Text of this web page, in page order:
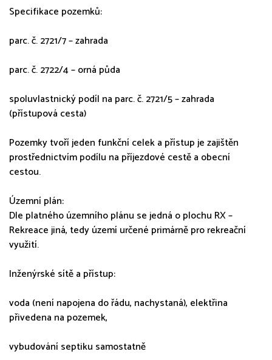
Specifikace pozemků:
parc. č. 2721/7 – zahrada
parc. č. 2722/4 – orná půda
spoluvlastnický podíl na parc. č. 2721/5 – zahrada
(přístupová cesta)
Pozemky tvoří jeden funkční celek a přístup je zajištěn
prostřednictvím podílu na příjezdové cestě a obecní
cestou.
Územní plán:
Dle platného územního plánu se jedná o plochu RX –
Rekreace jiná, tedy území určené primárně pro rekreační
využití.
Inženýrské sítě a přístup:
voda (není napojena do řádu, nachystaná), elektřina
přivedena na pozemek,
vybudování septiku samostatně